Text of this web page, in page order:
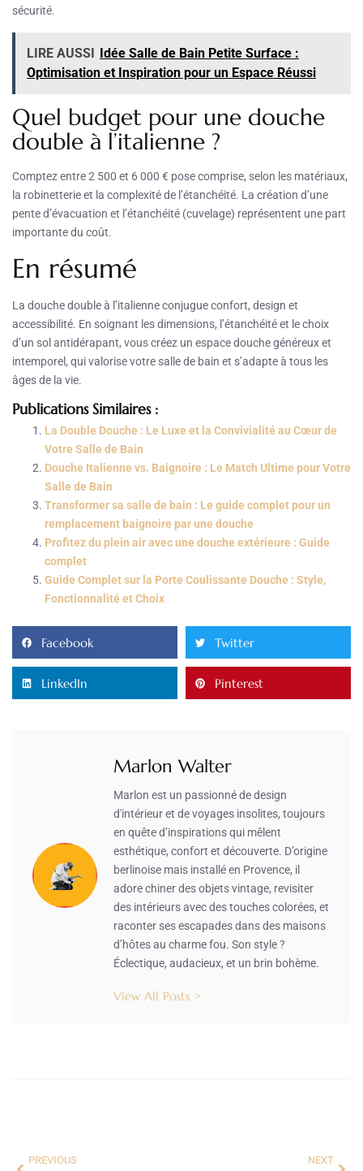
sécurité.
LIRE AUSSI
Idée Salle de Bain Petite Surface :
Optimisation et Inspiration pour un Espace Réussi
Quel budget pour une douche
double à l’italienne ?
Comptez entre 2 500 et 6 000 € pose comprise, selon les matériaux,
la robinetterie et la complexité de l’étanchéité. La création d’une
pente d’évacuation et l’étanchéité (cuvelage) représentent une part
importante du coût.
En résumé
La douche double à l’italienne conjugue confort, design et
accessibilité. En soignant les dimensions, l’étanchéité et le choix
d’un sol antidérapant, vous créez un espace douche généreux et
intemporel, qui valorise votre salle de bain et s’adapte à tous les
âges de la vie.
Publications Similaires :
La Double Douche : Le Luxe et la Convivialité au Cœur de
Votre Salle de Bain
Douche Italienne vs. Baignoire : Le Match Ultime pour Votre
Salle de Bain
Transformer sa salle de bain : Le guide complet pour un
remplacement baignoire par une douche
Profitez du plein air avec une douche extérieure : Guide
complet
Guide Complet sur la Porte Coulissante Douche : Style,
Fonctionnalité et Choix
Facebook Twitter
LinkedIn Pinterest
Marlon Walter
Marlon est un passionné de design
d'intérieur et de voyages insolites, toujours
en quête d’inspirations qui mêlent
esthétique, confort et découverte. D’origine
berlinoise mais installé en Provence, il
adore chiner des objets vintage, revisiter
des intérieurs avec des touches colorées, et
raconter ses escapades dans des maisons
d’hôtes au charme fou. Son style ?
Éclectique, audacieux, et un brin bohème.
View All Posts >
PREVIOUS NEXT